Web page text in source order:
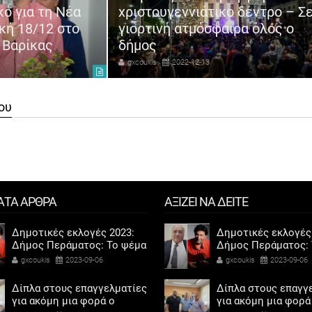
για τη Νέα
18/12 στο
χριστουγεννιάτικο δέντρο –
γιορτινή ατμόσφαιρα όλος ο
δήμος
gxcoukis 2022-12-13
ΑΡΘΡΑ
Δημοτικές εκλογές 2023:
Δήμος Περάματος: Το ψέμα
τελικά έχει κοντά ποδάρια
gxcoukis 2023-09-06
Δίπλα στους επαγγελματίες
για ακόμη μια φορά ο
ΑΞΙΖΕΙ ΝΑ ΔΕΙΤΕ
Δημοτικές
Δήμος Περάματος:
τελικά έχει κοντά
gxcoukis 2023-09-06
Δίπλα στους
για ακόμη μια